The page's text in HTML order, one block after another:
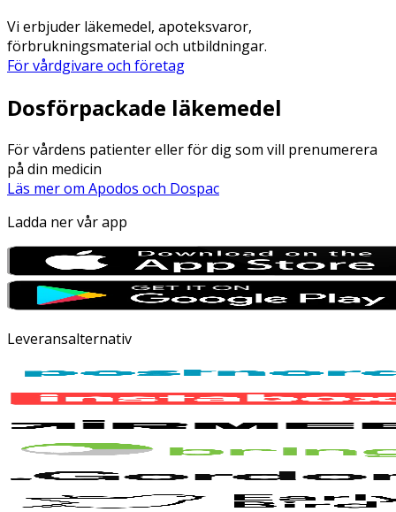
Vi erbjuder läkemedel, apoteksvaror,
förbrukningsmaterial och utbildningar.
För vårdgivare och företag
Dosförpackade läkemedel
För vårdens patienter eller för dig som vill prenumerera
på din medicin
Läs mer om Apodos och Dospac
Ladda ner vår app
Leveransalternativ